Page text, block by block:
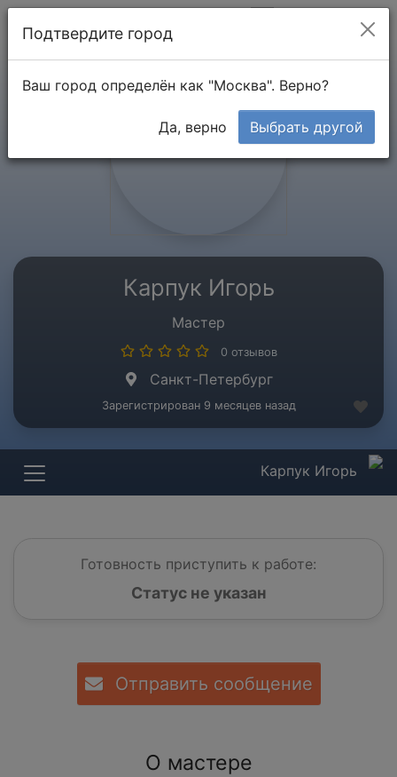
Карпук Игорь
Мастер
0 отзывов
Санкт-Петербург
Зарегистрирован 9 месяцев назад
Карпук Игорь
Готовность приступить к работе:
Статус не указан
Отправить сообщение
О мастере
Подтвердите город
Ваш город определён как "Москва". Верно?
Да, верно Выбрать другой